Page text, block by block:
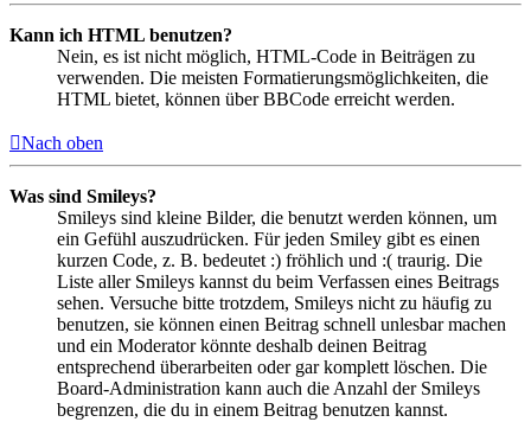
Kann ich HTML benutzen?
Nein, es ist nicht möglich, HTML-Code in Beiträgen zu
verwenden. Die meisten Formatierungsmöglichkeiten, die
HTML bietet, können über BBCode erreicht werden.
Nach oben
Was sind Smileys?
Smileys sind kleine Bilder, die benutzt werden können, um
ein Gefühl auszudrücken. Für jeden Smiley gibt es einen
kurzen Code, z. B. bedeutet :) fröhlich und :( traurig. Die
Liste aller Smileys kannst du beim Verfassen eines Beitrags
sehen. Versuche bitte trotzdem, Smileys nicht zu häufig zu
benutzen, sie können einen Beitrag schnell unlesbar machen
und ein Moderator könnte deshalb deinen Beitrag
entsprechend überarbeiten oder gar komplett löschen. Die
Board-Administration kann auch die Anzahl der Smileys
begrenzen, die du in einem Beitrag benutzen kannst.